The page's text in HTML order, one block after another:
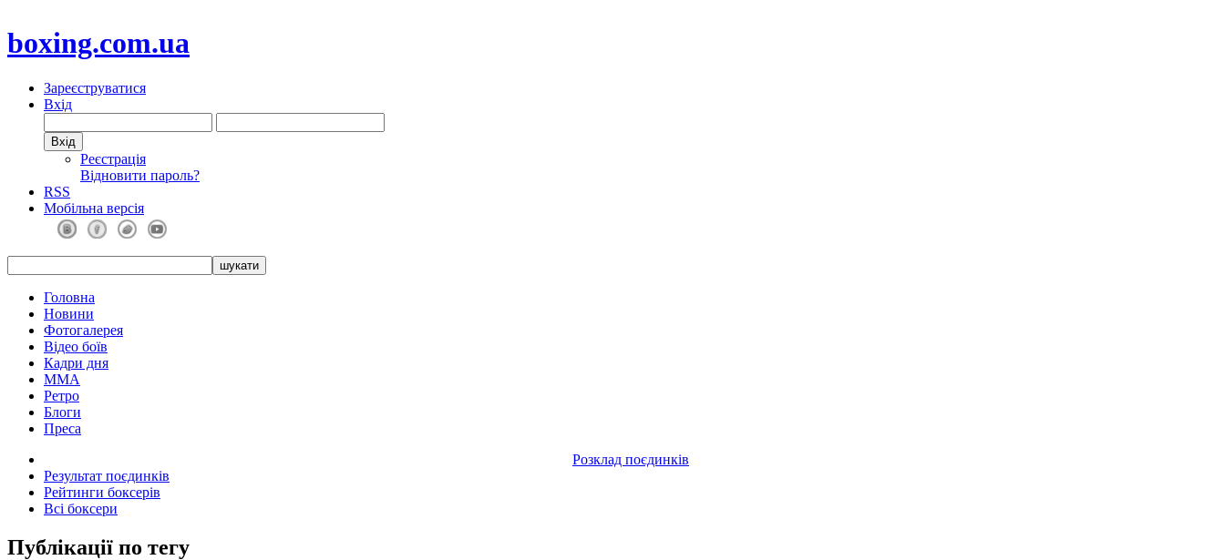
boxing.com.ua
Зареєструватися
Вхід
Реєстрація
Відновити пароль?
RSS
Мобільна версія
Головна
Новини
Фотогалерея
Відео боїв
Кадри дня
ММА
Ретро
Блоги
Преса
Розклад поєдинків
Результат поєдинків
Рейтинги боксерів
Всі боксери
Публікації по тегу